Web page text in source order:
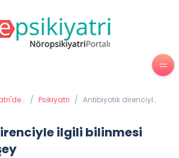
/ Psikiyatri / Antibiyotik direnciyle
ilgili bilinmesi